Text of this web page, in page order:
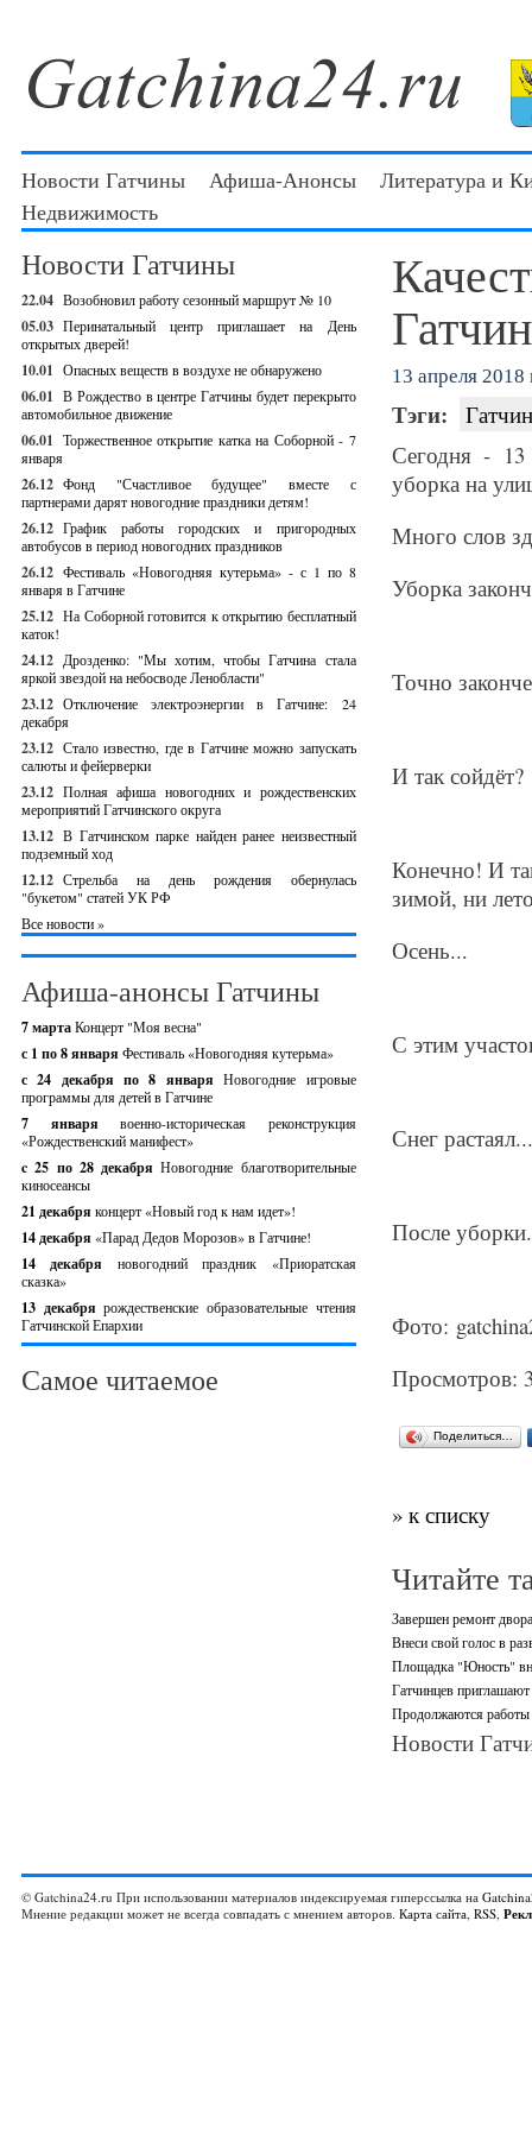
Новости Гатчины Афиша-Анонсы
Литература и
Недвижимость
Новости Гатчины
22.04 Возобновил работу сезонный маршрут № 10
05.03 Перинатальный центр приглашает на День
открытых дверей!
10.01 Опасных веществ в воздухе не обнаружено
06.01 В Рождество в центре Гатчины будет перекрыто
автомобильное движение
06.01 Торжественное открытие катка на Соборной - 7
января
26.12 Фонд "Счастливое будущее" вместе с
партнерами дарят новогодние праздники детям!
26.12 График работы городских и пригородных
автобусов в период новогодних праздников
26.12 Фестиваль «Новогодняя кутерьма» - с 1 по 8
января в Гатчине
25.12 На Соборной готовится к открытию бесплатный
каток!
24.12 Дрозденко: "Мы хотим, чтобы Гатчина стала
яркой звездой на небосводе Ленобласти"
23.12 Отключение электроэнергии в Гатчине: 24
декабря
23.12 Стало известно, где в Гатчине можно запускать
салюты и фейерверки
23.12 Полная афиша новогодних и рождественских
мероприятий Гатчинского округа
13.12 В Гатчинском парке найден ранее неизвестный
подземный ход
12.12 Стрельба на день рождения обернулась
"букетом" статей УК РФ
Все новости »
Афиша-анонсы Гатчины
7 мартаКонцерт "Моя весна"
с 1 по 8 января Фестиваль «Новогодняя кутерьма»
с 24 декабря по 8 январяНовогодние игровые
программы для детей в Гатчине
7 январявоенно-историческая реконструкция
«Рождественский манифест»
c 25 по 28 декабряНовогодние благотворительные
киносеансы
21 декабря концерт «Новый год к нам идет»!
14 декабря «Парад Дедов Морозов» в Гатчине!
14 декабря новогодний праздник «Приоратская
сказка»
13 декабрярождественские образовательные чтения
Гатчинской Епархии
Самое читаемое
13 апреля 2018
Тэги:
Сегодня - 13
уборка на
Много слов
Уборка
Точно
И так сойдёт?
Конечно! И
зимой, ни
Осень...
С этим
Снег растаял...
После
Фото:
Просмотров:
Поделиться…
» к списку
Читайте
Завершен ремонт
Внеси свой голос в
Площадка "Юность"
Гатчинцев
Продолжаются работы
Новости
© Gatchina24.ru При использовании материалов индексируемая гиперссылка на
Мнение редакции может не всегда совпадать с мнением авторов. Карта сайта, RSS,